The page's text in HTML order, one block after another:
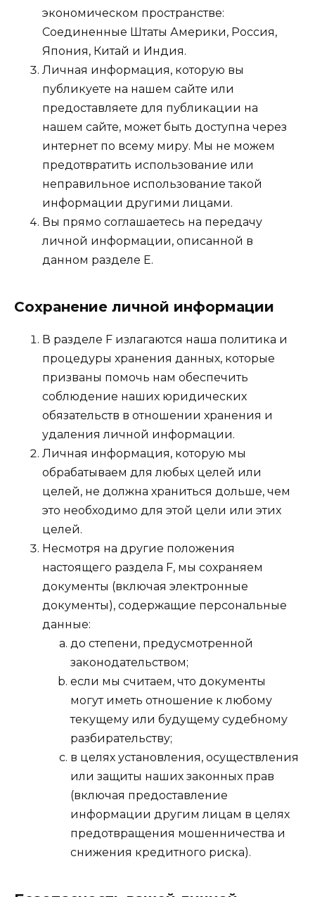
экономическом пространстве:
Соединенные Штаты Америки, Россия,
Япония, Китай и Индия.
Личная информация, которую вы
публикуете на нашем сайте или
предоставляете для публикации на
нашем сайте, может быть доступна через
интернет по всему миру. Мы не можем
предотвратить использование или
неправильное использование такой
информации другими лицами.
Вы прямо соглашаетесь на передачу
личной информации, описанной в
данном разделе E.
Сохранение личной информации
В разделе F излагаются наша политика и
процедуры хранения данных, которые
призваны помочь нам обеспечить
соблюдение наших юридических
обязательств в отношении хранения и
удаления личной информации.
Личная информация, которую мы
обрабатываем для любых целей или
целей, не должна храниться дольше, чем
это необходимо для этой цели или этих
целей.
Несмотря на другие положения
настоящего раздела F, мы сохраняем
документы (включая электронные
документы), содержащие персональные
данные:
до степени, предусмотренной
законодательством;
если мы считаем, что документы
могут иметь отношение к любому
текущему или будущему судебному
разбирательству;
в целях установления, осуществления
или защиты наших законных прав
(включая предоставление
информации другим лицам в целях
предотвращения мошенничества и
снижения кредитного риска).